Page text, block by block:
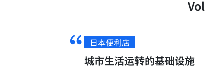
“ 日本便利店
城市生活运转的基础设施